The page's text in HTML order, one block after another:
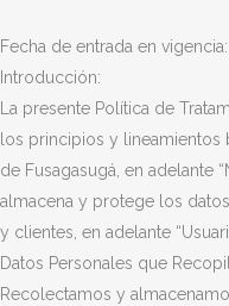
Fecha de entrada en
Introducción:
La presente Política de
los principios y lineamientos
de Fusagasugá, en adelante
almacena y protege los
y clientes, en adelante
Datos Personales que
Recolectamos y